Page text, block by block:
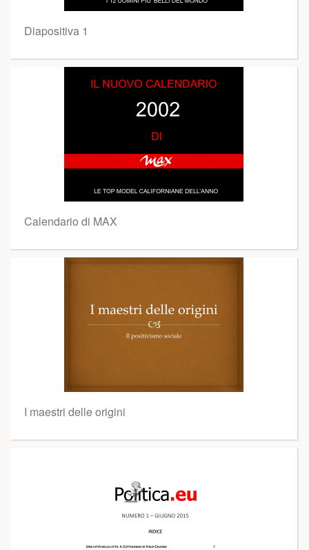
Diapositiva 1
Calendario di MAX
I maestri delle origini